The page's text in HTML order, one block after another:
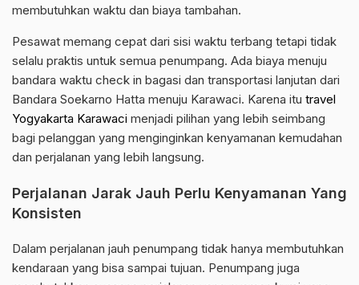
membutuhkan waktu dan biaya tambahan.
Pesawat memang cepat dari sisi waktu terbang tetapi tidak
selalu praktis untuk semua penumpang. Ada biaya menuju
bandara waktu check in bagasi dan transportasi lanjutan dari
Bandara Soekarno Hatta menuju Karawaci. Karena itu travel
Yogyakarta Karawaci menjadi pilihan yang lebih seimbang
bagi pelanggan yang menginginkan kenyamanan kemudahan
dan perjalanan yang lebih langsung.
Perjalanan Jarak Jauh Perlu Kenyamanan Yang
Konsisten
Dalam perjalanan jauh penumpang tidak hanya membutuhkan
kendaraan yang bisa sampai tujuan. Penumpang juga